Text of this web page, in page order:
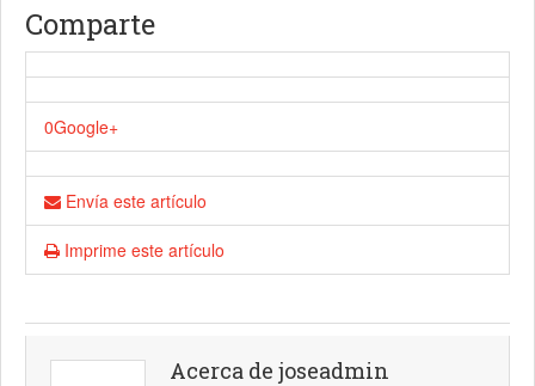
Comparte
0Google+
Envía este artículo
Imprime este artículo
Acerca de joseadmin